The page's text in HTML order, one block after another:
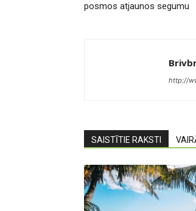
posmos atjaunos segumu
http://
SAISTĪTIE RAKSTI